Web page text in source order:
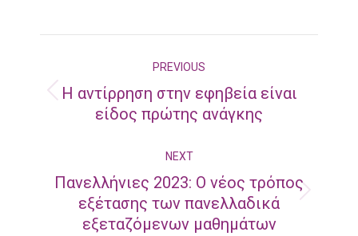
navigationPREVIOUS
Previous
post:
Η αντίρρηση στην εφηβεία είναι
είδος πρώτης ανάγκης
NEXT
Next
post:
Πανελλήνιες 2023: Ο νέος τρόπος
εξέτασης των πανελλαδικά
εξεταζόμενων μαθημάτων